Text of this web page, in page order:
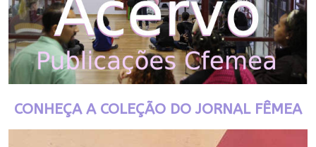
CONHEÇA A COLEÇÃO DO JORNAL FÊMEA